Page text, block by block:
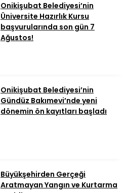
Onikişubat Belediyesi’nin
Üniversite Hazırlık Kursu
başvurularında son gün 7
Ağustos!
Onikişubat Belediyesi’nin
Gündüz Bakımevi’nde yeni
dönemin ön kayıtları başladı
Büyükşehirden Gerçeği
Aratmayan Yangın ve Kurtarma